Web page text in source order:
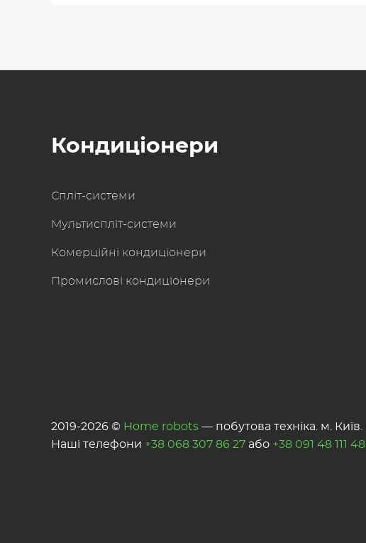
Кондиціонери
Спліт-системи
Мультиспліт-системи
Комерційні кондиціонери
Промислові кондиціонери
2019-2026 © Home robots — побутова техніка. м. Київ.
Наші телефони +38 068 307 86 27 або +38 091 48 111 48